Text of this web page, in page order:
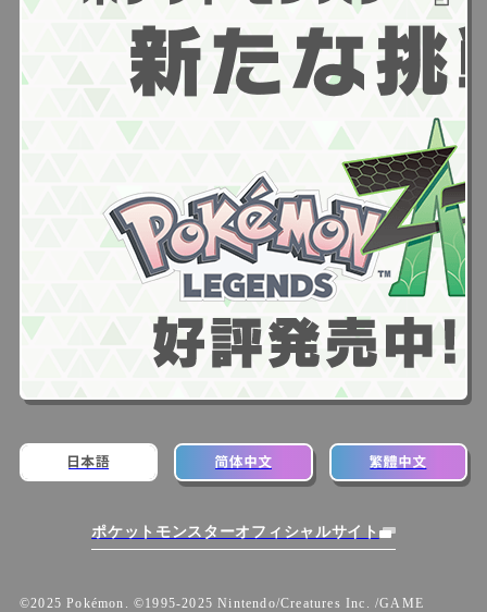
ポケットモンスターオフィシャルサイト
©2025 Pokémon. ©1995-2025 Nintendo/Creatures Inc. /GAME